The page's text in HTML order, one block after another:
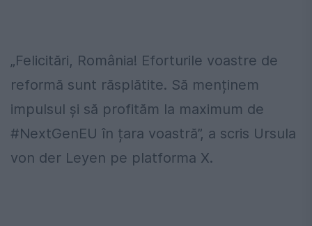
„Felicitări, România! Eforturile voastre de
reformă sunt răsplătite. Să menținem
impulsul și să profităm la maximum de
#NextGenEU în țara voastră”, a scris Ursula
von der Leyen pe platforma X.